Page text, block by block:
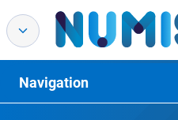
Navigation